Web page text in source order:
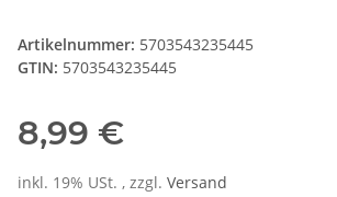
Artikelnummer: 5703543235445
GTIN: 5703543235445
8,99 €
inkl. 19% USt. , zzgl. Versand